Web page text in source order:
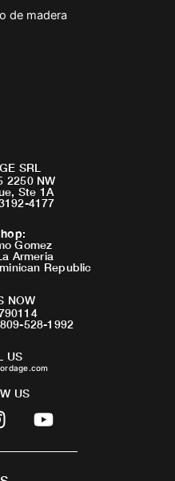
de madera
SRL
2250 NW
Ste 1A
4177
:
Gomez
Armeria
Republic
NOW
528-1992
US
US
Y
o
u